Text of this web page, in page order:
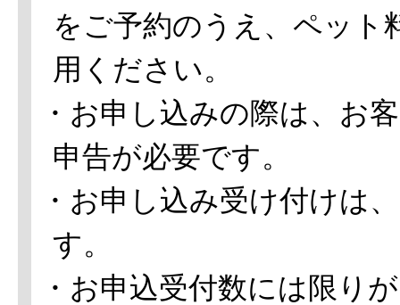
をご予約のうえ、ペット
用ください。
・お申し込みの際は、お
申告が必要です。
・お申し込み受け付けは
す。
・お申込受付数には限り